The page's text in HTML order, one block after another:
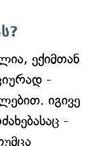
ექიმთან
-
იგივე
-